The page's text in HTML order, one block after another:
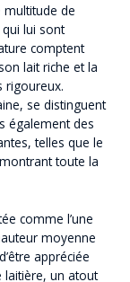
multitude de
lui sont
comptent
lait riche et la
rigoureux.
se distinguent
également des
telles que le
toute la
comme l’une
moyenne
appréciée
laitière, un atout